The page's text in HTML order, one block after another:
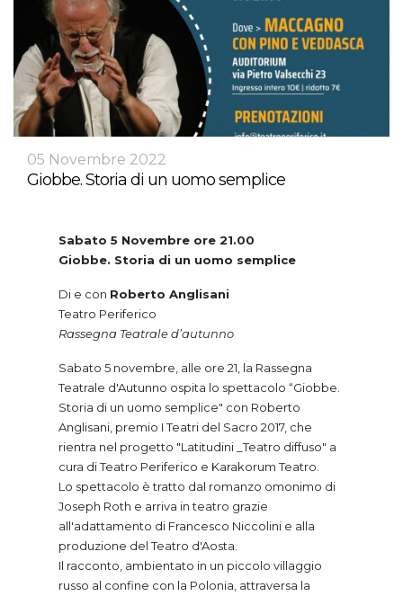
05 Novembre 2022
Giobbe. Storia di un uomo semplice
Sabato 5 Novembre ore 21.00
Giobbe. Storia di un uomo semplice
Di e con Roberto Anglisani
Teatro Periferico
Rassegna Teatrale d’autunno
Sabato 5 novembre, alle ore 21, la Rassegna
Teatrale d'Autunno ospita lo spettacolo “Giobbe.
Storia di un uomo semplice" con Roberto
Anglisani, premio I Teatri del Sacro 2017, che
rientra nel progetto "Latitudini _Teatro diffuso" a
cura di Teatro Periferico e Karakorum Teatro.
Lo spettacolo è tratto dal romanzo omonimo di
Joseph Roth e arriva in teatro grazie
all'adattamento di Francesco Niccolini e alla
produzione del Teatro d'Aosta.
Il racconto, ambientato in un piccolo villaggio
russo al confine con la Polonia, attraversa la